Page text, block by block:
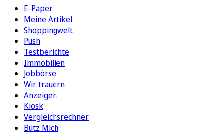
E-Paper
Meine Artikel
Shoppingwelt
Push
Testberichte
Immobilien
Jobbörse
Wir trauern
Anzeigen
Kiosk
Vergleichsrechner
Bütz Mich